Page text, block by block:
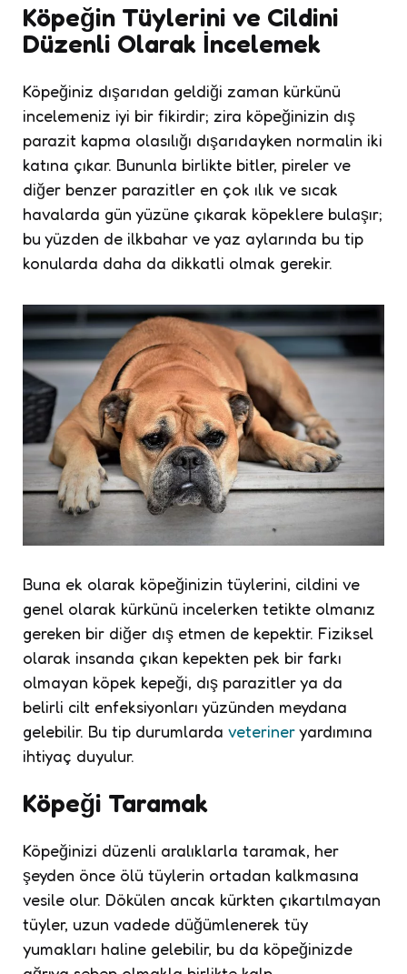
Köpeğin Tüylerini ve Cildini
Düzenli Olarak İncelemek
Köpeğiniz dışarıdan geldiği zaman kürkünü
incelemeniz iyi bir fikirdir; zira köpeğinizin dış
parazit kapma olasılığı dışarıdayken normalin iki
katına çıkar. Bununla birlikte bitler, pireler ve
diğer benzer parazitler en çok ılık ve sıcak
havalarda gün yüzüne çıkarak köpeklere bulaşır;
bu yüzden de ilkbahar ve yaz aylarında bu tip
konularda daha da dikkatli olmak gerekir.
Buna ek olarak köpeğinizin tüylerini, cildini ve
genel olarak kürkünü incelerken tetikte olmanız
gereken bir diğer dış etmen de kepektir. Fiziksel
olarak insanda çıkan kepekten pek bir farkı
olmayan köpek kepeği, dış parazitler ya da
belirli cilt enfeksiyonları yüzünden meydana
gelebilir. Bu tip durumlarda veterineryardımına
ihtiyaç duyulur.
Köpeği Taramak
Köpeğinizi düzenli aralıklarla taramak, her
şeyden önce ölü tüylerin ortadan kalkmasına
vesile olur. Dökülen ancak kürkten çıkartılmayan
tüyler, uzun vadede düğümlenerek tüy
yumakları haline gelebilir, bu da köpeğinizde